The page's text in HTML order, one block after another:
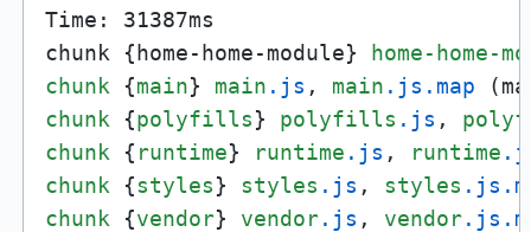
Time: 31387ms
chunk {home-home-module}
home-home-
chunk {main} main .js , main .js .map
chunk {polyfills} polyfills .js ,
chunk { runtime} runtime .js , runtime
chunk {styles} styles .js , styles .js
chunk {vendor} vendor.js , vendor.js